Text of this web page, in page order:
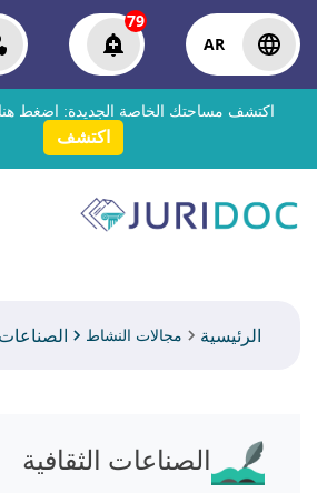
AR
79
اكتشف مساحتك الخاصة الجديدة: اضغط هنا
اكتشف
الرئيسية مجالات النشاط
الصناعات الثقافية